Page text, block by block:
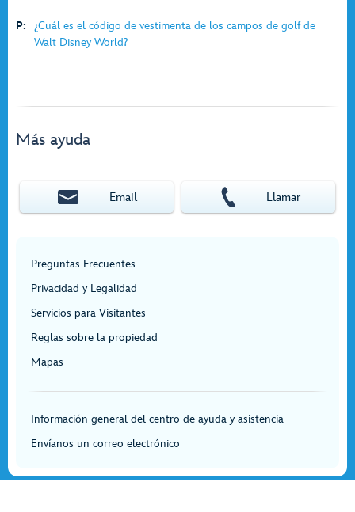
P:
¿Cuál es el código de vestimenta de los campos de golf de
Walt Disney World?
Más ayuda
Email Llamar
Preguntas Frecuentes
Privacidad y Legalidad
Servicios para Visitantes
Reglas sobre la propiedad
Mapas
Información general del centro de ayuda y asistencia
Envíanos un correo electrónico